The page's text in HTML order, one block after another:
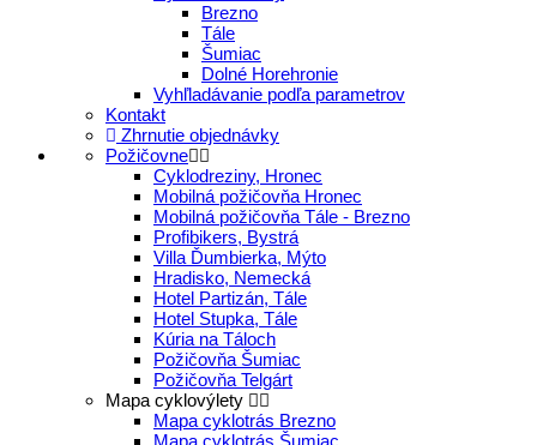
Brezno
Tále
Šumiac
Dolné Horehronie
Vyhľladávanie podľa parametrov
Kontakt
Zhrnutie objednávky
Požičovne
Cyklodreziny, Hronec
Mobilná požičovňa Hronec
Mobilná požičovňa Tále - Brezno
Profibikers, Bystrá
Villa Ďumbierka, Mýto
Hradisko, Nemecká
Hotel Partizán, Tále
Hotel Stupka, Tále
Kúria na Táloch
Požičovňa Šumiac
Požičovňa Telgárt
Mapa cyklovýlety
Mapa cyklotrás Brezno
Mapa cyklotrás Šumiac